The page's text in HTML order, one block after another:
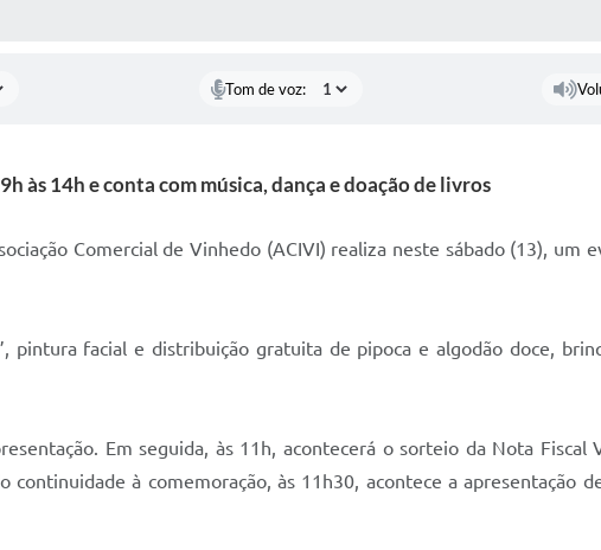
Tom de voz:
às 14h e conta com música, dança e doação de livros
Comercial de Vinhedo (ACIVI) realiza neste sábado (13), um
pintura facial e distribuição gratuita de pipoca e algodão doce,
Em seguida, às 11h, acontecerá o sorteio da Nota Fiscal
à comemoração, às 11h30, acontece a apresentação